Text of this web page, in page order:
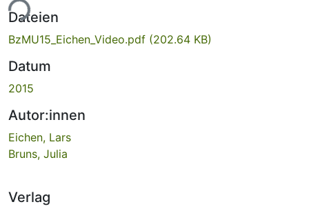
Dateien
BzMU15_Eichen_Video.pdf (202.64 KB)
Datum
2015
Autor:innen
Eichen, Lars
Bruns, Julia
Verlag